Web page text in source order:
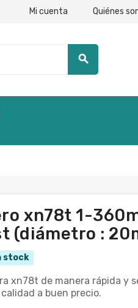
Mi cuenta Quiénes
search
xn78t 1-
(diámetro :
stock
xn78t de manera rápida y
a buen precio.